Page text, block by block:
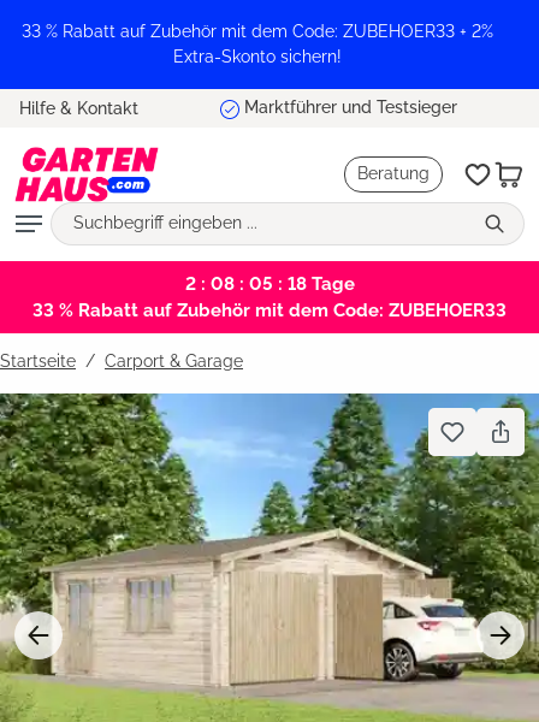
springen
33 % Rabatt auf Zubehör mit dem Code: ZUBEHOER33 + 2%
Extra-Skonto sichern!
Hilfe & Kontakt Marktführer und Testsieger
Beratung
2 : 08 : 05 : 17Tage
33 % Rabatt auf Zubehör mit dem Code: ZUBEHOER33
Startseite Carport & Garage
Bildergalerie überspringen